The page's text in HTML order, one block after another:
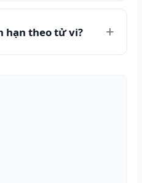
hạn theo tử vi?